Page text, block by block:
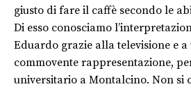
giusto di fare il caffè secondo le
Di esso conosciamo
Eduardo grazie alla televisione e
commovente rappresentazione,
universitario a Montalcino. Non si